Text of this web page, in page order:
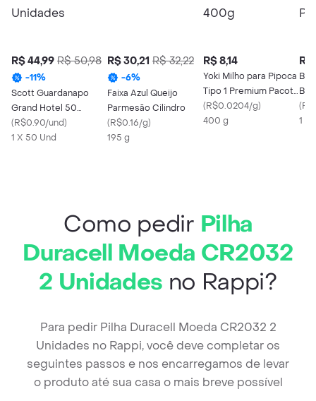
R$ 44,99 R$ 50,98
-11%
Scott Guardanapo
Grand Hotel 50
Unidades
(R$0.90/und)
1 X 50 Und
R$ 30,21 R$ 32,22
-6%
Faixa Azul Queijo
Parmesão Cilindro
(R$0.16/g)
195 g
R$ 8,14
Yoki Milho para Pipoca
Tipo 1 Premium Pacote
400g
(R$0.0204/g)
400 g
R$
(
1 x
Como pedir Pilha
Duracell Moeda CR2032
2 Unidades no Rappi?
Para pedir Pilha Duracell Moeda CR2032 2
Unidades no Rappi, você deve completar os
seguintes passos e nos encarregamos de levar
o produto até sua casa o mais breve possível